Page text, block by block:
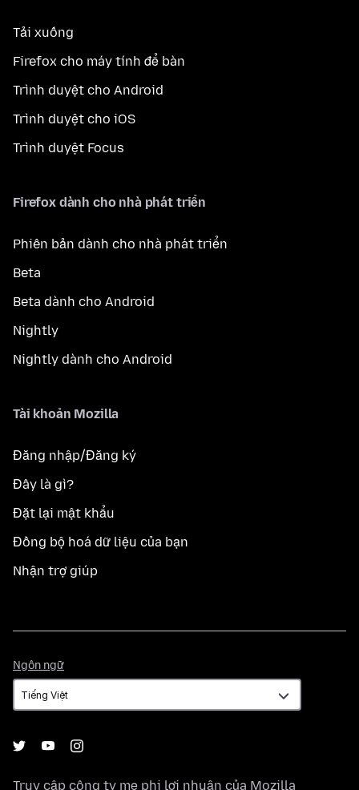
Tải xuống
Firefox cho máy tính để bàn
Trình duyệt cho Android
Trình duyệt cho iOS
Trình duyệt Focus
Firefox dành cho nhà phát triển
Phiên bản dành cho nhà phát triển
Beta
Beta dành cho Android
Nightly
Nightly dành cho Android
Tài khoản Mozilla
Đăng nhập/Đăng ký
Đây là gì?
Đặt lại mật khẩu
Đồng bộ hoá dữ liệu của bạn
Nhận trợ giúp
Ngôn ngữ
ngữ
Truy cập công ty mẹ phi lợi nhuận của Mozilla